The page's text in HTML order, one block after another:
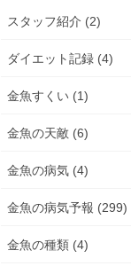
スタッフ紹介 (2)
ダイエット記録 (4)
金魚すくい (1)
金魚の天敵 (6)
金魚の病気 (4)
金魚の病気予報 (299)
金魚の種類 (4)